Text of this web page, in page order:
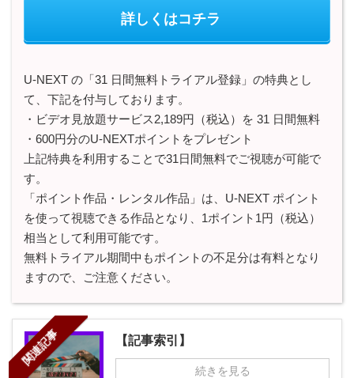
詳しくはコチラ
U-NEXT の「31 日間無料トライアル登録」の特典とし
て、下記を付与しております。
・ビデオ見放題サービス2,189円（税込）を 31 日間無料
・600円分のU-NEXTポイントをプレゼント
上記特典を利用することで31日間無料でご視聴が可能で
す。
「ポイント作品・レンタル作品」は、U-NEXT ポイント
を使って視聴できる作品となり、1ポイント1円（税込）
相当として利用可能です。
無料トライアル期間中もポイントの不足分は有料となり
ますので、ご注意ください。
関連記事 【記事索引】
続きを見る